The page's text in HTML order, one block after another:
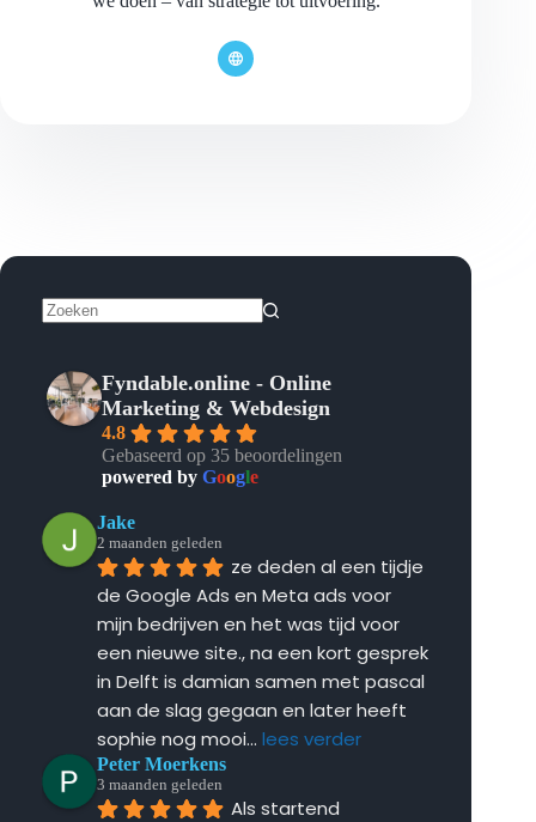
Fyndable.online - Online
Marketing & Webdesign
4.8
Gebaseerd op 35 beoordelingen
powered by Google
Jake
2 maanden geleden
ze deden al een tijdje
de Google Ads en Meta ads voor
mijn bedrijven en het was tijd voor
een nieuwe site., na een kort gesprek
in Delft is damian samen met pascal
aan de slag gegaan en later heeft
sophie nog mooi... lees verder
Peter Moerkens
3 maanden geleden
Als startend